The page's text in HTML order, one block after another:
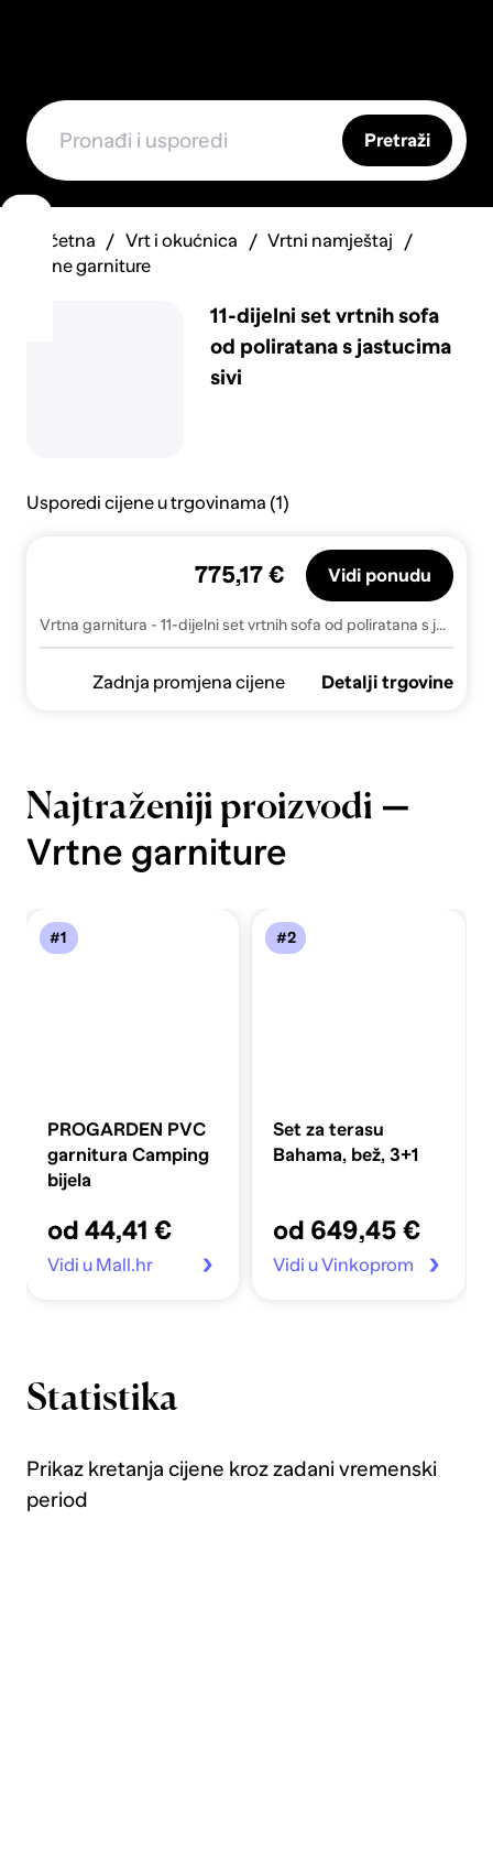
Pretraži
Početna Vrt i okućnica
Vrtni namještaj
Vrtne garniture
11-dijelni set vrtnih sofa
od poliratana s jastucima
sivi
Usporedi cijene u trgovinama (1)
Vrtna garnitura - 11-dijelni set vrtnih sofa od poliratana s jastucima sivi - Siva Sa stolom 1
775,17 € Vidi ponudu
Zadnja promjena cijene Detalji trgovine
Najtraženiji proizvodi —
Vrtne garniture
#1
PROGARDEN PVC
garnitura Camping
bijela
od 44,41 €
Vidi u Mall.hr
#2
Set za terasu
Bahama, bež, 3+1
od 649,45 €
Vidi u Vinkoprom
Statistika
Prikaz kretanja cijene kroz zadani vremenski
period